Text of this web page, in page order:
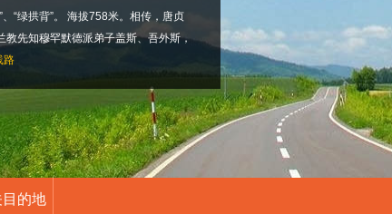
“绿拱背”。 海拔758米。相传，唐贞
教先知穆罕默德派弟子盖斯、吾外斯，
路
的地